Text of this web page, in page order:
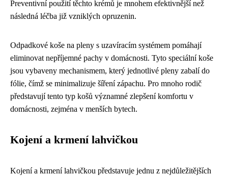
Preventivní použití těchto krémů je mnohem efektivnější než
následná léčba již vzniklých opruzenin.
Odpadkové koše na pleny s uzavíracím systémem pomáhají
eliminovat nepříjemné pachy v domácnosti. Tyto speciální koše
jsou vybaveny mechanismem, který jednotlivé pleny zabalí do
fólie, čímž se minimalizuje šíření zápachu. Pro mnoho rodič
představují tento typ košů významné zlepšení komfortu v
domácnosti, zejména v menších bytech.
Kojení a krmení lahvičkou
Kojení a krmení lahvičkou představuje jednu z nejdůležitějších